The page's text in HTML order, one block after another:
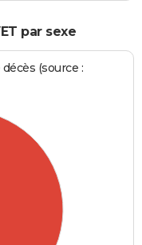
par sexe
(source :